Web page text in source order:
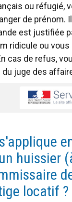
ou réfugié,
de prénom.
est justifiée
ridicule ou
cas de refus,
juge des
huissier
locatif ?